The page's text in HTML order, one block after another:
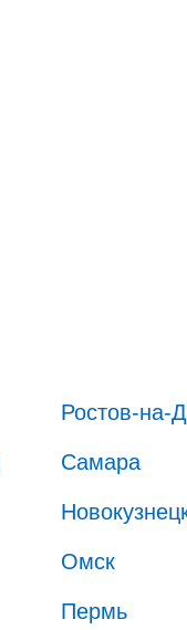
Ростов-на-
Самара
Омск
Пермь